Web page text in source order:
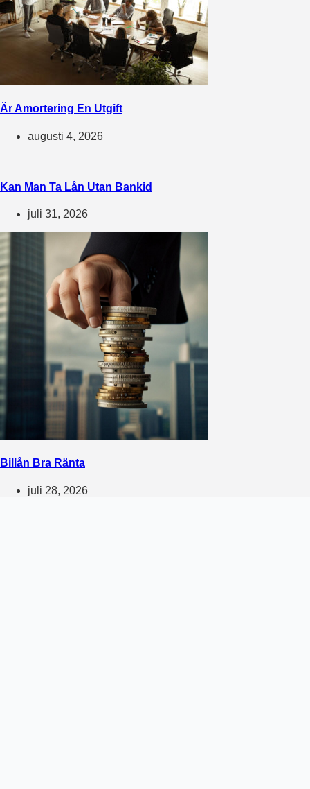
Är Amortering En Utgift
augusti 4, 2026
Kan Man Ta Lån Utan Bankid
juli 31, 2026
Billån Bra Ränta
juli 28, 2026